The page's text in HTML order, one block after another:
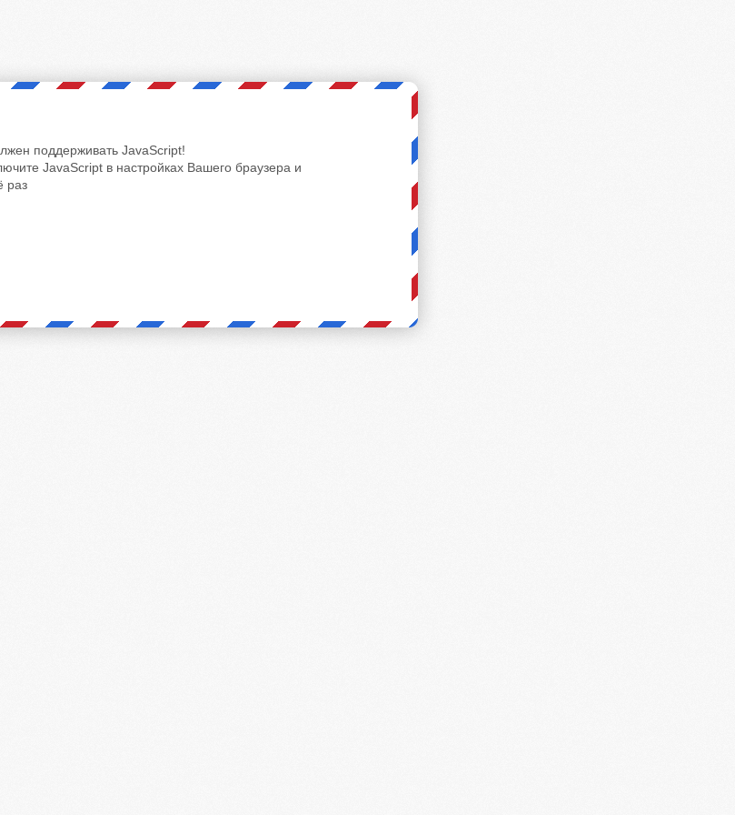
поддерживать JavaScript!
JavaScript в настройках Вашего браузера и
раз